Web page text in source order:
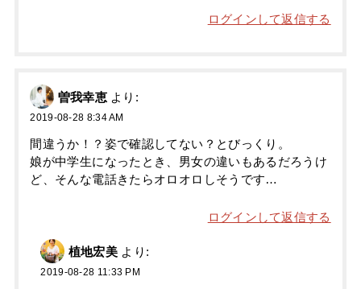
ログインして返信する
曽我幸恵 より:
2019-08-28 8:34 AM
間違うか！？姿で確認してない？とびっくり。
娘が中学生になったとき、男女の違いもあるだろうけ
ど、そんな電話きたらオロオロしそうです…
ログインして返信する
植地宏美 より:
2019-08-28 11:33 PM